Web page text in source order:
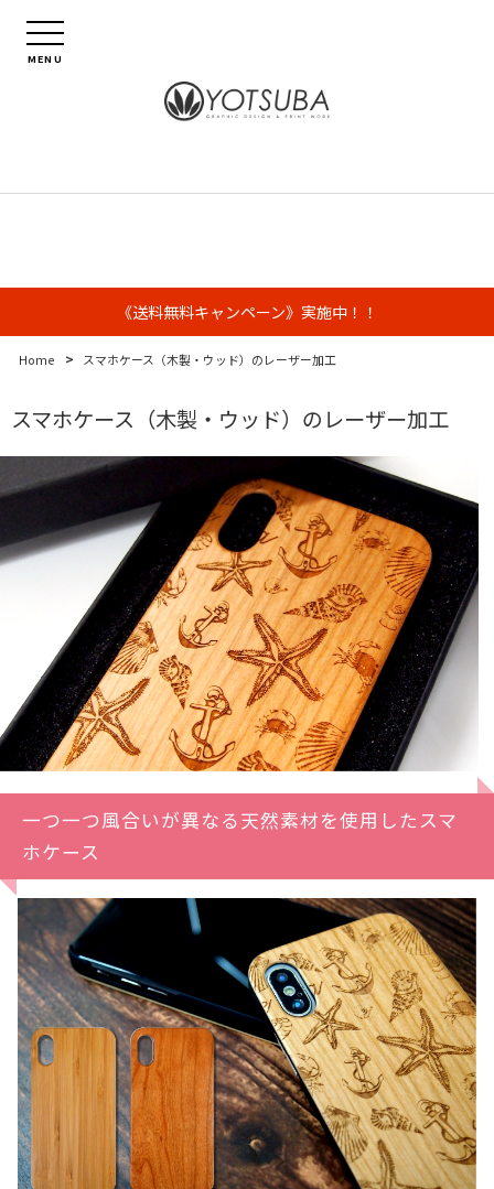
MENU
《送料無料キャンペーン》実施中！！
Home > スマホケース（木製・ウッド）のレーザー加工
スマホケース（木製・ウッド）のレーザー加工
一つ一つ風合いが異なる天然素材を使用したスマ
ホケース